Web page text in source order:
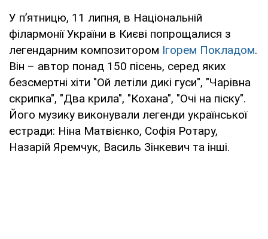
У п’ятницю, 11 липня, в Національній
філармонії України в Києві попрощалися з
легендарним композитором Ігорем Покладом.
Він – автор понад 150 пісень, серед яких
безсмертні хіти "Ой летіли дикі гуси", "Чарівна
скрипка", "Два крила", "Кохана", "Очі на піску".
Його музику виконували легенди української
естради: Ніна Матвієнко, Софія Ротару,
Назарій Яремчук, Василь Зінкевич та інші.